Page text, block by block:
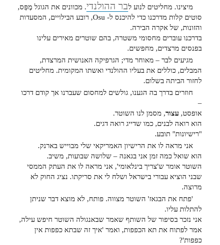
מיצינו. מחליטים לנוע לבר ההולנדי. מכוונים את הגוגל מֶפְּס,
סוטים קלות מדרכנו כדי להיכנס ל- Osu, רובע הבילויים, המסעדות
והזונות, של אקרה הבירה.
בדרכנו עוברים מחסומי משטרה, בהם שוטרים מאירים עלינו
בפנסים מרצדים, מחפשים.
מגיעים לבר – מאוחר מדי; הגרפיקה האנושית המרצדת,
המבלים, כוללים את בעליו ההולנדי ואשתו המקומית. מחליטים
לחזור הביתה בשלום.
חוזרים בדרך בה הגענו, גולשים למחסום שעברנו אך קודם דרכו
–
אופסט,עצור, מסמן לנו השוטר.
הוא רואה לבנים, כמו שדייג רואה דגים.
"רישיונות" תובע.
אני מראה לו את הרישיון האמריקאי שלי מבוייש בארנק.
הוא שואל כמה זמן אני בגאנה – שלושה שבועות, משיב.
השוטר אומר ש'צריך בינלאומי', אני מראה לו את העתק הממסי
שבני הוציא עבורי בישראל ושלח לי את סריקתו. נציג החוק לא
מרוצה.
'פתח את הבגאז' השוטר מצווה. פותח, לא מוצא דבר שניתן
להתלות עליו.
אני נזכר בסיפור של השותף שאמר שבאנגולה השוטר חיפש עילה,
אמר לפתוח את תא הכפפות, ואמר 'איך זה שבתא כפפות אין
כפפות'?